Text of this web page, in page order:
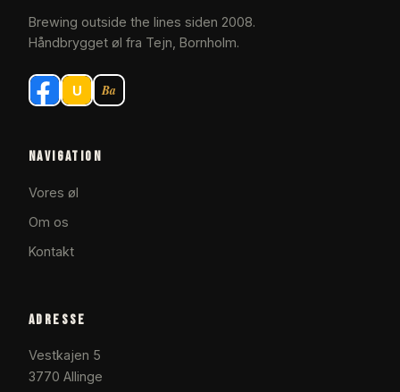
Brewing outside the lines siden 2008.
Håndbrygget øl fra Tejn, Bornholm.
Navigation
Vores øl
Om os
Kontakt
Adresse
Vestkajen 5
3770 Allinge